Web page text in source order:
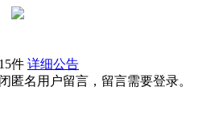
件 详细公告
匿名用户留言，留言需要登录。